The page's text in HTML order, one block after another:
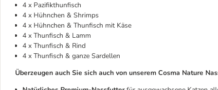
4 x Pazifikthunfisch
4 x Hühnchen & Shrimps
4 x Hühnchen & Thunfisch mit Käse
4 x Thunfisch & Lamm
4 x Thunfisch & Rind
4 x Thunfisch & ganze Sardellen
Überzeugen auch Sie sich auch von unserem Cosma Nature